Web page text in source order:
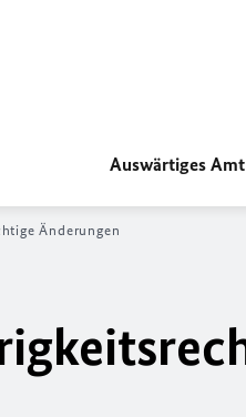
Auswärtiges Amt
Änderungen